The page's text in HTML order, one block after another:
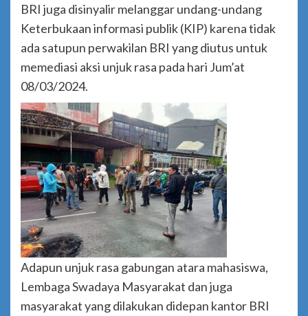
BRI juga disinyalir melanggar undang-undang
Keterbukaan informasi publik (KIP) karena tidak
ada satupun perwakilan BRI yang diutus untuk
memediasi aksi unjuk rasa pada hari Jum’at
08/03/2024.
Adapun unjuk rasa gabungan atara mahasiswa,
Lembaga Swadaya Masyarakat dan juga
masyarakat yang dilakukan didepan kantor BRI